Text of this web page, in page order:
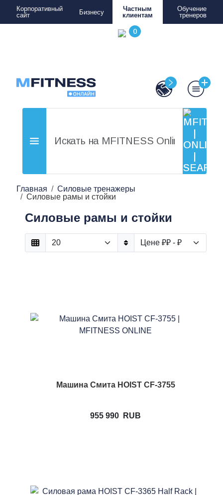
Корпоративный
сайт
Бизнесу
Частным
клиентам
Обучение
тренеров
Главная
Силовые тренажеры
Силовые рамы и стойки
Силовые рамы и стойки
Машина Смита HOIST CF-3755
955 990 RUB